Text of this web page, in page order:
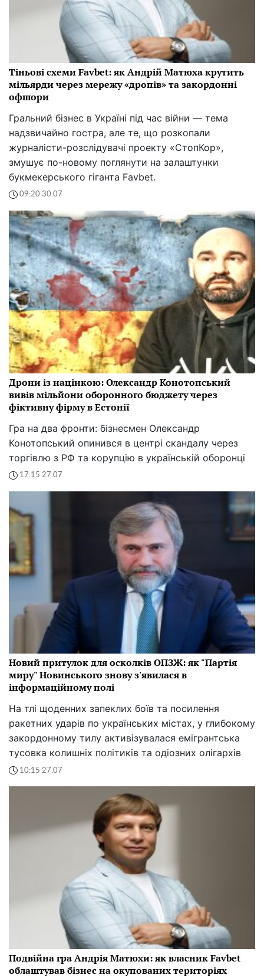
Тіньові схеми Favbet: як Андрій Матюха крутить
мільярди через мережу «дропів» та закордонні
офшори
Гральний бізнес в Україні під час війни — тема
надзвичайно гостра, але те, що розкопали
журналісти-розслідувачі проекту «СтопКор»,
змушує по-новому поглянути на залаштунки
букмекерського гіганта Favbet.
09:20 30.07
Дрони із націнкою: Олександр Конотопський
вивів мільйони оборонного бюджету через
фіктивну фірму в Естонії
Гра на два фронти: бізнесмен Олександр
Конотопський опинився в центрі скандалу через
торгівлю з РФ та корупцію в українській оборонці
17:15 27.07
Новий притулок для осколків ОПЗЖ: як "Партія
миру" Новинського знову з'явилася в
інформаційному полі
На тлі щоденних запеклих боїв та посилення
ракетних ударів по українських містах, у глибокому
закордонному тилу активізувалася емігрантська
тусовка колишніх політиків та одіозних олігархів
10:15 27.07
Подвійна гра Андрія Матюхи: як власник Favbet
облаштував бізнес на окупованих територіях